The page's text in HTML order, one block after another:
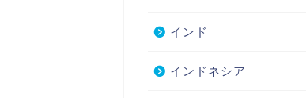
インド
インドネシア